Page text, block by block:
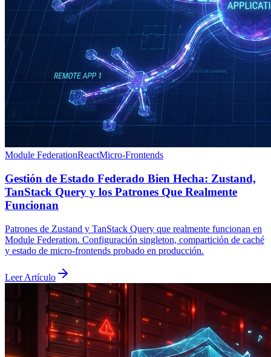
Module FederationReactMicro-Frontends
Gestión de Estado Federado Bien Hecha: Zustand,
TanStack Query y los Patrones Que Realmente
Funcionan
Patrones de Zustand y TanStack Query que realmente funcionan en
Module Federation. Configuración singleton, compartición de caché
y estado de micro-frontends probado en producción.
Leer Artículo